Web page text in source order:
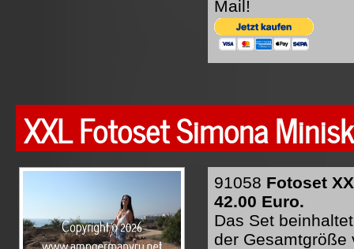
Mail!
XXL Fotoset Simona
91058 Fotoset
42.00 Euro.
Das Set
der Gesamtgröße